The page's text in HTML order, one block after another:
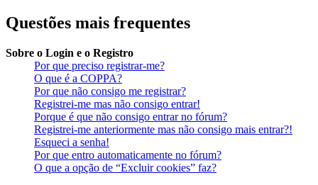
Questões mais frequentes
Sobre o Login e o Registro
Por que preciso registrar-me?
O que é a COPPA?
Por que não consigo me registrar?
Registrei-me mas não consigo entrar!
Porque é que não consigo entrar no fórum?
Registrei-me anteriormente mas não consigo mais entrar?!
Esqueci a senha!
Por que entro automaticamente no fórum?
O que a opção de “Excluir cookies” faz?